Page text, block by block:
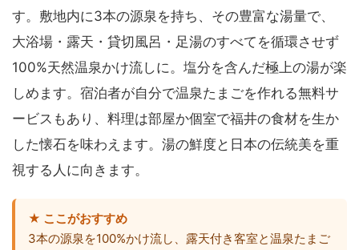
す。敷地内に3本の源泉を持ち、その豊富な湯量で、
大浴場・露天・貸切風呂・足湯のすべてを循環させず
100%天然温泉かけ流しに。塩分を含んだ極上の湯が楽
しめます。宿泊者が自分で温泉たまごを作れる無料サ
ービスもあり、料理は部屋か個室で福井の食材を生か
した懐石を味わえます。湯の鮮度と日本の伝統美を重
視する人に向きます。
★ ここがおすすめ
3本の源泉を100%かけ流し、露天付き客室と温泉たまご